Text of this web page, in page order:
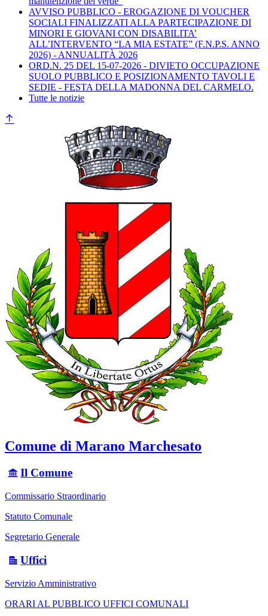
AVVISO PUBBLICO - EROGAZIONE DI VOUCHER
SOCIALI FINALIZZATI ALLA PARTECIPAZIONE DI
MINORI E GIOVANI CON DISABILITA’
ALL’INTERVENTO “LA MIA ESTATE” (F.N.P.S. ANNO
2026) - ANNUALITÀ 2026
ORD.N. 25 DEL 15-07-2026 - DIVIETO OCCUPAZIONE
SUOLO PUBBLICO E POSIZIONAMENTO TAVOLI E
SEDIE - FESTA DELLA MADONNA DEL CARMELO.
Tutte le notizie
Comune di Marano Marchesato
Il Comune
Commissario Straordinario
Statuto Comunale
Segretario Generale
Uffici
Servizio Amministrativo
ORARI AL PUBBLICO UFFICI COMUNALI